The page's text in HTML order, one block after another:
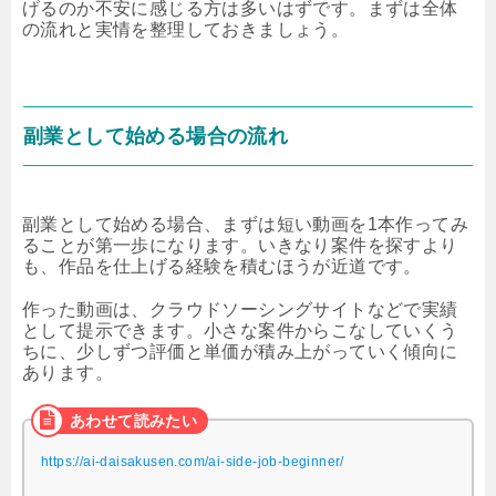
げるのか不安に感じる方は多いはずです。まずは全体
の流れと実情を整理しておきましょう。
副業として始める場合の流れ
副業として始める場合、まずは短い動画を1本作ってみ
ることが第一歩になります。いきなり案件を探すより
も、作品を仕上げる経験を積むほうが近道です。
作った動画は、クラウドソーシングサイトなどで実績
として提示できます。小さな案件からこなしていくう
ちに、少しずつ評価と単価が積み上がっていく傾向に
あります。
https://ai-daisakusen.com/ai-side-job-beginner/